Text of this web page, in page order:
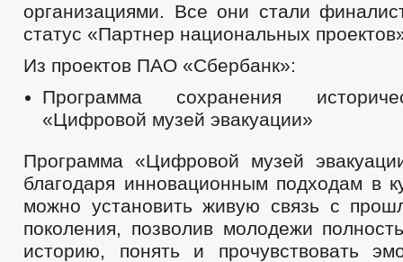
организациями. Все они стали
статус «Партнер национальных
Из проектов ПАО «Сбербанк»:
Программа сохранения
«Цифровой музей эвакуации»
Программа «Цифровой музей
благодаря инновационным подходам в
можно установить живую связь с
поколения, позволив молодежи
историю, понять и прочувствовать